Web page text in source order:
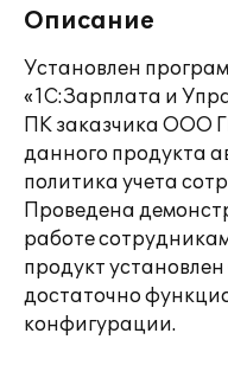
Описание
Установлен
«1С:Зарплата и
ПК заказчика ООО
данного продукта
политика учета
Проведена
работе
продукт
достаточно
конфигурации.